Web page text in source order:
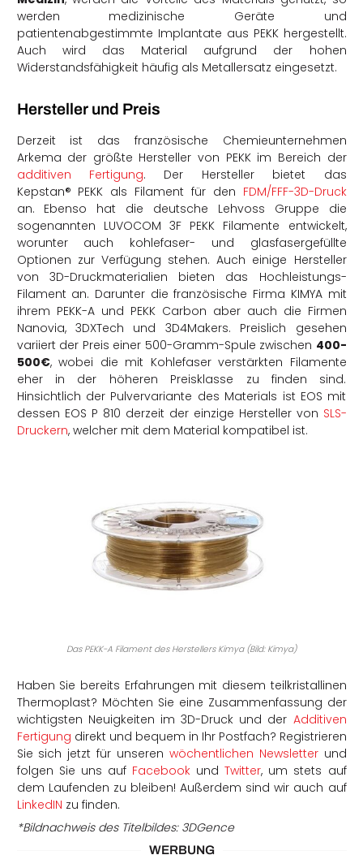
werden medizinische Geräte und
patientenabgestimmte Implantate aus PEKK hergestellt.
Auch wird das Material aufgrund der hohen
Widerstandsfähigkeit häufig als Metallersatz eingesetzt.
Hersteller und Preis
Derzeit ist das französische Chemieunternehmen
Arkema der größte Hersteller von PEKK im Bereich der
additiven Fertigung. Der Hersteller bietet das
Kepstan® PEKK als Filament für den FDM/FFF-3D-Druck
an.
Ebenso hat die deutsche Lehvoss Gruppe die
sogenannten LUVOCOM 3F PEKK Filamente entwickelt,
worunter auch kohlefaser- und glasfasergefüllte
Optionen zur Verfügung stehen. Auch einige Hersteller
von 3D-Druckmaterialien bieten das Hochleistungs-
Filament an. Darunter die französische Firma KIMYA mit
ihrem PEKK-A und PEKK Carbon aber auch die Firmen
Nanovia, 3DXTech und 3D4Makers.
Preislich gesehen
variiert der Preis einer 500-Gramm-Spule zwischen 400-
500€, wobei die mit Kohlefaser verstärkten Filamente
eher in der höheren Preisklasse zu finden sind.
Hinsichtlich der Pulvervariante des Materials ist EOS mit
dessen EOS P 810 derzeit der einzige Hersteller von SLS-
Druckern, welcher mit dem Material kompatibel ist.
Das PEKK-A Filament des Herstellers Kimya (Bild: Kimya)
Haben Sie bereits Erfahrungen mit diesem teilkristallinen
Thermoplast? Möchten Sie eine Zusammenfassung der
wichtigsten Neuigkeiten im 3D-Druck und der Additiven
Fertigung direkt und bequem in Ihr Postfach? Registrieren
Sie sich jetzt für unseren wöchentlichen Newsletterund
folgen Sie uns auf FacebookundTwitter, um stets auf
dem Laufenden zu bleiben! Außerdem sind wir auch auf
LinkedIN zu finden.
*Bildnachweis des Titelbildes: 3DGence
WERBUNG